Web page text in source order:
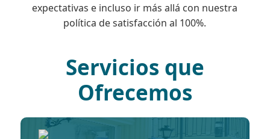
expectativas e incluso ir más allá con nuestra
política de satisfacción al 100%.
Servicios que
Ofrecemos